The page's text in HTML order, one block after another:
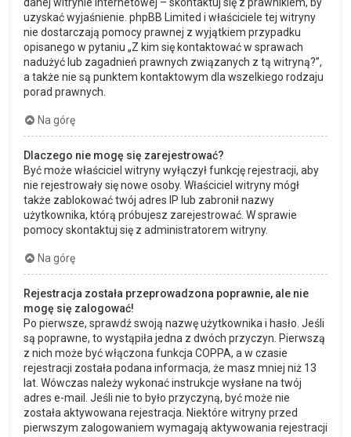
uzyskać wyjaśnienie. phpBB Limited i właściciele tej witryny
nie dostarczają pomocy prawnej z wyjątkiem przypadku
opisanego w pytaniu „Z kim się kontaktować w sprawach
nadużyć lub zagadnień prawnych związanych z tą witryną?”,
a także nie są punktem kontaktowym dla wszelkiego rodzaju
porad prawnych.
Na górę
Dlaczego nie mogę się zarejestrować?
Być może właściciel witryny wyłączył funkcję rejestracji, aby
nie rejestrowały się nowe osoby. Właściciel witryny mógł
także zablokować twój adres IP lub zabronił nazwy
użytkownika, którą próbujesz zarejestrować. W sprawie
pomocy skontaktuj się z administratorem witryny.
Na górę
Rejestracja została przeprowadzona poprawnie, ale nie
mogę się zalogować!
Po pierwsze, sprawdź swoją nazwę użytkownika i hasło. Jeśli
są poprawne, to wystąpiła jedna z dwóch przyczyn. Pierwszą
z nich może być włączona funkcja COPPA, a w czasie
rejestracji została podana informacja, że masz mniej niż 13
lat. Wówczas należy wykonać instrukcje wysłane na twój
adres e-mail. Jeśli nie to było przyczyną, być może nie
została aktywowana rejestracja. Niektóre witryny przed
pierwszym zalogowaniem wymagają aktywowania rejestracji